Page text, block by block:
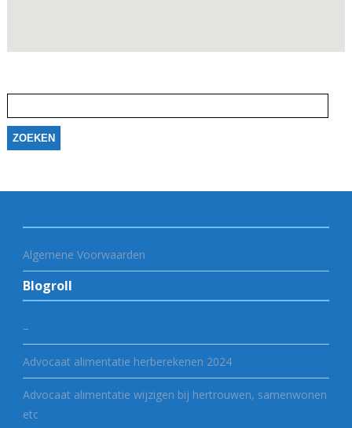
naar:
Algemene Voorwaarden
Blogroll
–
Advocaat alimentatie herberekenen 2024
Advocaat alimentatie wijzigen bij hertrouwen, samenwonen
etc